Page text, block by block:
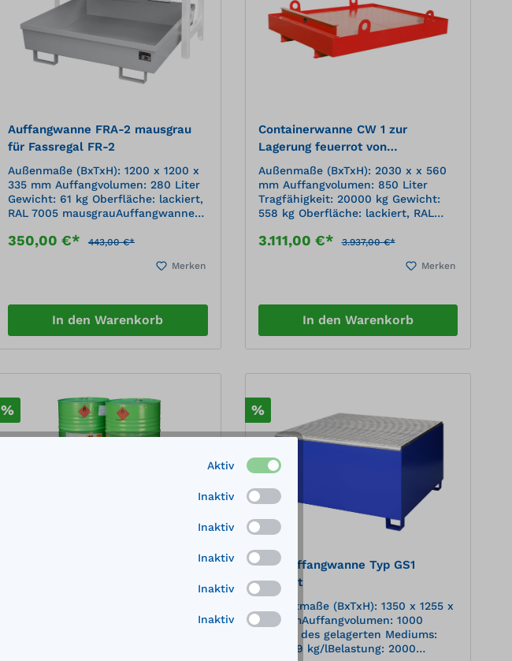
Auffangwanne FRA-2 mausgrau
für Fassregal FR-2
Außenmaße (BxTxH): 1200 x 1200 x
335 mm Auffangvolumen: 280 Liter
Gewicht: 61 kg Oberfläche: lackiert,
RAL 7005 mausgrauAuffangwanne
Unterfahrhöhe Mit
gewässergefährdende Flüssigkeiten
der GHS-Kategorien 1-4
350,00 €* 443,00 €*
Merken
In den Warenkorb
Containerwanne CW 1 zur
Lagerung feuerrot von
Absetzcontainern mit gefüllt
Abfallstoffen
Außenmaße (BxTxH): 2030 x x 560
mm Auffangvolumen: 850 Liter
Tragfähigkeit: 20000 kg Gewicht:
558 kg Oberfläche: lackiert, RAL
Absetzcontainern gefüllt mit
Emulsionen, Kühlschmiermitteln,
Absetzcontainer nach DIN 30720 bis
3.111,00 €* 3.937,00 €*
Merken
In den Warenkorb
%
Auffangwanne Stahl lackiert für 2
%
IBC Auffangwanne Typ GS1
lackiert
Gesamtmaße (BxTxH): 1350 x 1255 x
745 mmAuffangvolumen: 1000
lDichte des gelagerten Mediums:
max. 1,9 kg/lBelastung: 2000
Aktiv
Inaktiv
Inaktiv
Inaktiv
Inaktiv
Inaktiv